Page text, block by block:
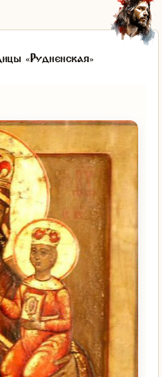
«Рудненская»